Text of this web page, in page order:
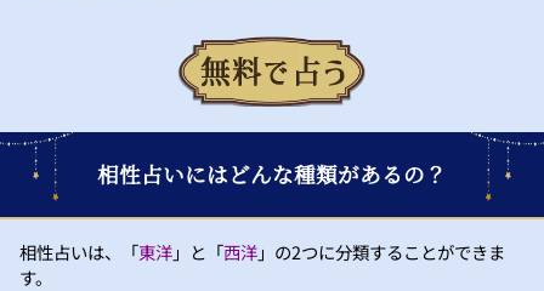
相性占いにはどんな種類があるの？
相性占いは、「東洋」と「西洋」の2つに分類することができま
す。